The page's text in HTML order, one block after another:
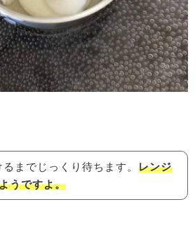
までじっくり待ちます。 レンジ
うですよ。